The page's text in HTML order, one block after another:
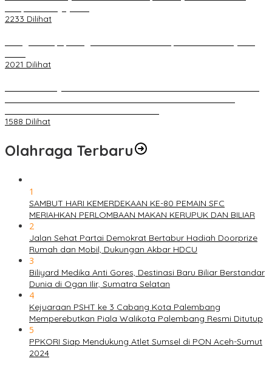
2233 Dilihat
2021 Dilihat
1588 Dilihat
Olahraga Terbaru
1
SAMBUT HARI KEMERDEKAAN KE-80 PEMAIN SFC
MERIAHKAN PERLOMBAAN MAKAN KERUPUK DAN BILIAR
2
Jalan Sehat Partai Demokrat Bertabur Hadiah Doorprize
Rumah dan Mobil, Dukungan Akbar HDCU
3
Biliyard Medika Anti Gores, Destinasi Baru Biliar Berstandar
Dunia di Ogan Ilir, Sumatra Selatan
4
Kejuaraan PSHT ke 3 Cabang Kota Palembang
Memperebutkan Piala Walikota Palembang Resmi Ditutup
5
PPKORI Siap Mendukung Atlet Sumsel di PON Aceh-Sumut
2024